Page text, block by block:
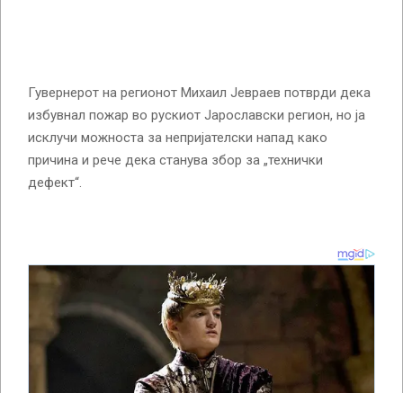
Гувернерот на регионот Михаил Јевраев потврди дека
избувнал пожар во рускиот Јарославски регион, но ја
исклучи можноста за непријателски напад како
причина и рече дека станува збор за „технички
дефект“.